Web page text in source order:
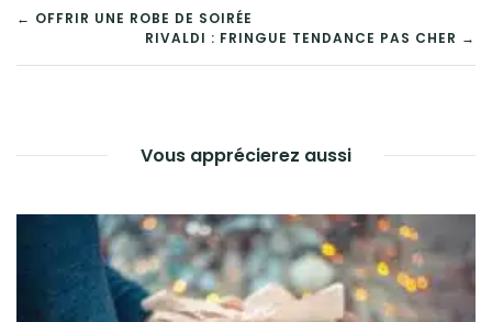
NAVIGATION
DE
← OFFRIR UNE ROBE DE SOIRÉE
RIVALDI : FRINGUE TENDANCE PAS CHER →
Vous apprécierez aussi